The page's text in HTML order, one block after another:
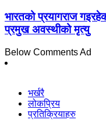
भारतको प्रयागराज
प्रमुख अवस्थीको मृत्यु
Below Comments Ad
भर्खरै
लोकप्रिय
प्रतिक्रियाहरु